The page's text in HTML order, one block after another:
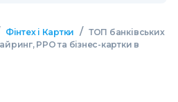
Фінтех і Картки / ТОП банківських
РРО та бізнес-картки в